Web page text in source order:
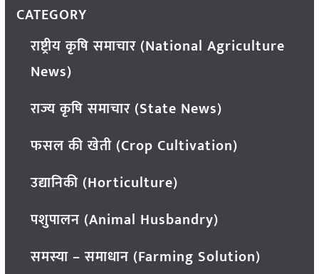
CATEGORY
राष्ट्रीय कृषि समाचार (National Agriculture
News)
राज्य कृषि समाचार (State News)
फसल की खेती (Crop Cultivation)
उद्यानिकी (Horticulture)
पशुपालन (Animal Husbandry)
समस्या – समाधान (Farming Solution)